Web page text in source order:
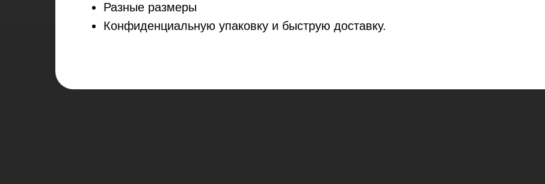
Разные размеры
Конфиденциальную упаковку и быструю доставку.